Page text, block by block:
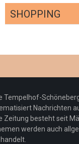
SHOPPING
Pepe
Woher
Tempelhof-
Nachrichten
Zeitung besteht seit
werden auch